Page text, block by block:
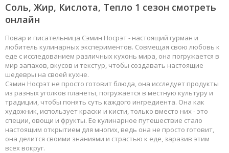
Соль, Жир, Кислота, Тепло 1 сезон смотреть
онлайн
Повар и писательница Сэмин Носрэт - настоящий гурман и
любитель кулинарных экспериментов. Совмещая свою любовь к
еде с исследованием различных кухонь мира, она погружается в
мир запахов, вкусов и текстур, чтобы создавать настоящие
шедевры на своей кухне.
Сэмин Носрэт не просто готовит блюда, она исследует продукты
из разных уголков планеты, погружается в местную культуру и
традиции, чтобы понять суть каждого ингредиента. Она как
художник, использует краски и кисти, только вместо них - это
специи, овощи и фрукты. Ее кулинарное путешествие стало
настоящим открытием для многих, ведь она не просто готовит,
она делится своими знаниями и страстью к еде, заразив этим
всех вокруг.